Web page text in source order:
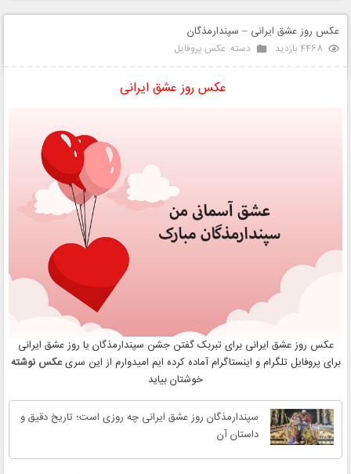
عکس روز عشق ایرانی – سپندارمذگان
4468 بازدید دسته: عکس پروفایل
عکس روز عشق ایرانی
عکس روز عشق ایرانی برای تبربک گفتن جشن سپندارمذگان یا روز عشق ایرانی
برای پروفایل تلگرام و اینستاگرام آماده کرده ایم امیدوارم از این سریعکس نوشته
خوشتان بیاید
سپندارمذگان روز عشق ایرانی چه روزی است؛ تاریخ دقیق و
داستان آن